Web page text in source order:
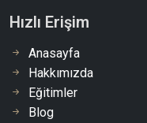
Hızlı Erişim
Anasayfa
Hakkımızda
Eğitimler
Blog